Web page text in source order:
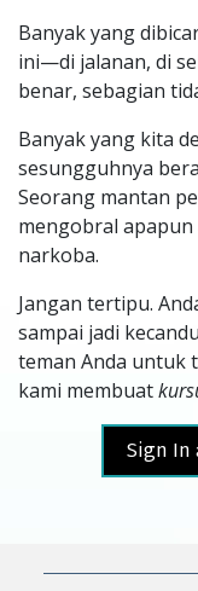
Banyak yang
ini—di jalanan, di
benar, sebagian
Banyak yang kita
sesungguhnya
Seorang mantan
mengobral
narkoba.
Jangan tertipu.
sampai jadi
teman Anda untuk
kami membuat
Sign